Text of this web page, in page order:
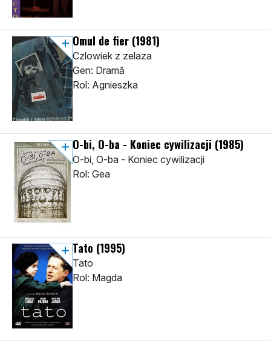
Omul de fier (1981)
Czlowiek z zelaza
Gen: Dramă
Rol: Agnieszka
O-bi, O-ba - Koniec cywilizacji (1985)
O-bi, O-ba - Koniec cywilizacji
Rol: Gea
Tato (1995)
Tato
Rol: Magda